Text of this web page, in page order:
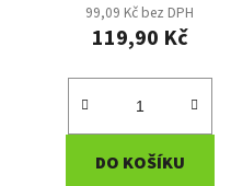
99,09 Kč bez DPH
119,90 Kč
DO KOŠÍKU